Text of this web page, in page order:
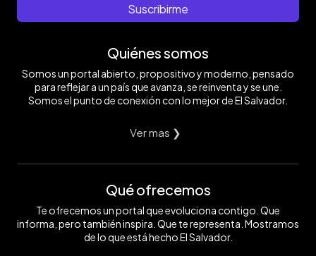
Suscribirme
Quiénes somos
Somos un portal abierto, propositivo y moderno, pensado
para reflejar a un país que avanza, se reinventa y se une.
Somos el punto de conexión con lo mejor de El Salvador.
Ver mas ❯
Qué ofrecemos
Te ofrecemos un portal que evoluciona contigo. Que
informa, pero también inspira. Que te representa. Mostramos
de lo que está hecho El Salvador.